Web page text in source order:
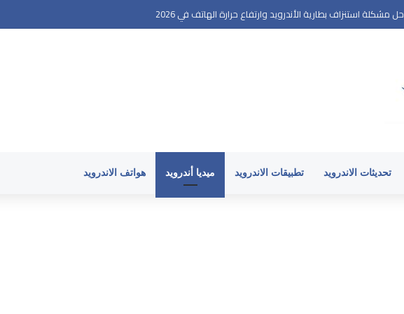
حل مشكلة استنزاف بطارية الأندرويد وارتفاع حرارة الهاتف في 2026
تحديثات الاندرويد تطبيقات الاندرويد ميديا أندرويد هواتف الاندرويد